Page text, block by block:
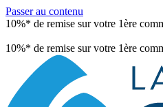
Passer au contenu
10%* de remise sur votre 1ère
10%* de remise sur votre 1ère